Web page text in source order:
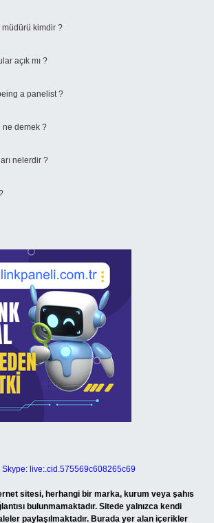
müdürü kimdir ?
açık mı ?
a panelist ?
ne demek ?
nelerdir ?
Skype: live:.cid.575569c608265c69
sitesi, herhangi bir marka, kurum veya şahıs
bulunmamaktadır. Sitede yalnızca kendi
paylaşılmaktadır. Burada yer alan içerikler